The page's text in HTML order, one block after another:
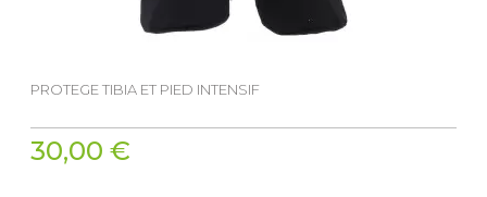
PROTEGE TIBIA ET PIED INTENSIF
30,00 €